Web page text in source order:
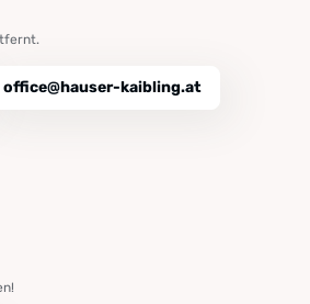
office@hauser-kaibling.at